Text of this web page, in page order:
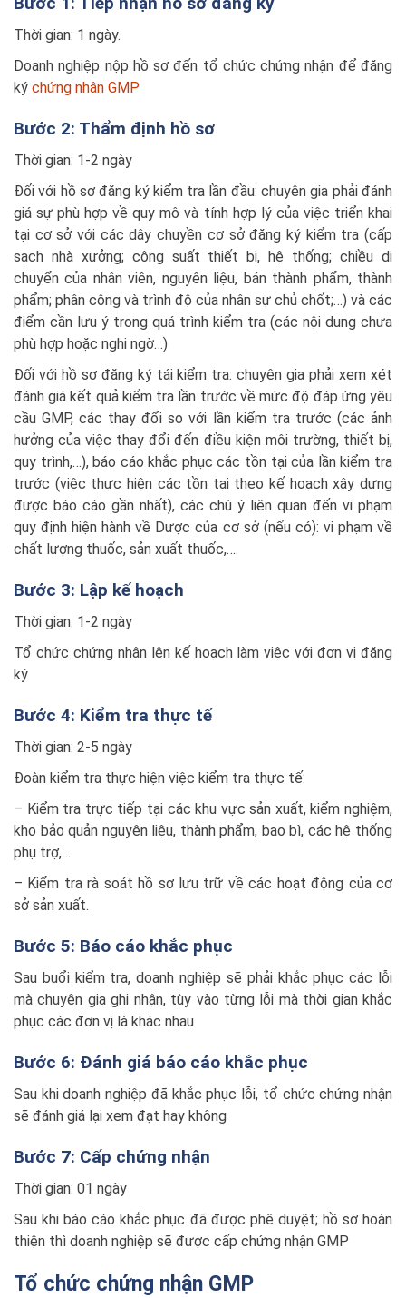
Thời gian: 1 ngày.
Doanh nghiệp nộp hồ sơ đến tổ chức chứng nhận để đăng
ký chứng nhận GMP
Bước 2: Thẩm định hồ sơ
Thời gian: 1-2 ngày
Đối với hồ sơ đăng ký kiểm tra lần đầu: chuyên gia phải đánh
giá sự phù hợp về quy mô và tính hợp lý của việc triển khai
tại cơ sở với các dây chuyền cơ sở đăng ký kiểm tra (cấp
sạch nhà xưởng; công suất thiết bị, hệ thống; chiều di
chuyển của nhân viên, nguyên liệu, bán thành phẩm, thành
phẩm; phân công và trình độ của nhân sự chủ chốt;…) và các
điểm cần lưu ý trong quá trình kiểm tra (các nội dung chưa
phù hợp hoặc nghi ngờ…)
Đối với hồ sơ đăng ký tái kiểm tra: chuyên gia phải xem xét
đánh giá kết quả kiểm tra lần trước về mức độ đáp ứng yêu
cầu GMP, các thay đổi so với lần kiểm tra trước (các ảnh
hưởng của việc thay đổi đến điều kiện môi trường, thiết bị,
quy trình,…), báo cáo khắc phục các tồn tại của lần kiểm tra
trước (việc thực hiện các tồn tại theo kế hoạch xây dựng
được báo cáo gần nhất), các chú ý liên quan đến vi phạm
quy định hiện hành về Dược của cơ sở (nếu có): vi phạm về
chất lượng thuốc, sản xuất thuốc,….
Bước 3: Lập kế hoạch
Thời gian: 1-2 ngày
Tổ chức chứng nhận lên kế hoạch làm việc với đơn vị đăng
ký
Bước 4: Kiểm tra thực tế
Thời gian: 2-5 ngày
Đoàn kiểm tra thực hiện việc kiểm tra thực tế:
– Kiểm tra trực tiếp tại các khu vực sản xuất, kiểm nghiệm,
kho bảo quản nguyên liệu, thành phẩm, bao bì, các hệ thống
phụ trợ,…
– Kiểm tra rà soát hồ sơ lưu trữ về các hoạt động của cơ
sở sản xuất.
Bước 5: Báo cáo khắc phục
Sau buổi kiểm tra, doanh nghiệp sẽ phải khắc phục các lỗi
mà chuyên gia ghi nhận, tùy vào từng lỗi mà thời gian khắc
phục các đơn vị là khác nhau
Bước 6: Đánh giá báo cáo khắc phục
Sau khi doanh nghiệp đã khắc phục lỗi, tổ chức chứng nhận
sẽ đánh giá lại xem đạt hay không
Bước 7: Cấp chứng nhận
Thời gian: 01 ngày
Sau khi báo cáo khắc phục đã được phê duyệt; hồ sơ hoàn
thiện thì doanh nghiệp sẽ được cấp chứng nhận GMP
Tổ chức chứng nhận GMP